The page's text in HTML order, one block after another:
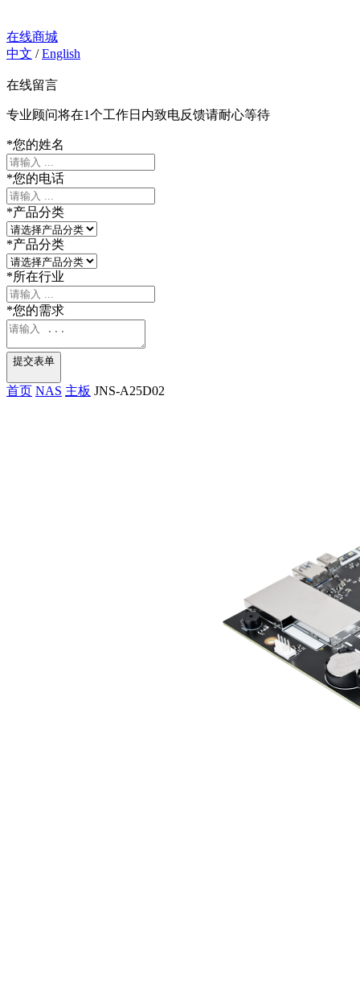
在线商城
中文 /English
在线留言
专业顾问将在1个工作日内致电反馈请耐心等待
*您的姓名
*您的电话
*产品分类
*产品分类
*所在行业
*您的需求
提交表单
首页 NAS 主板 JNS-A25D02